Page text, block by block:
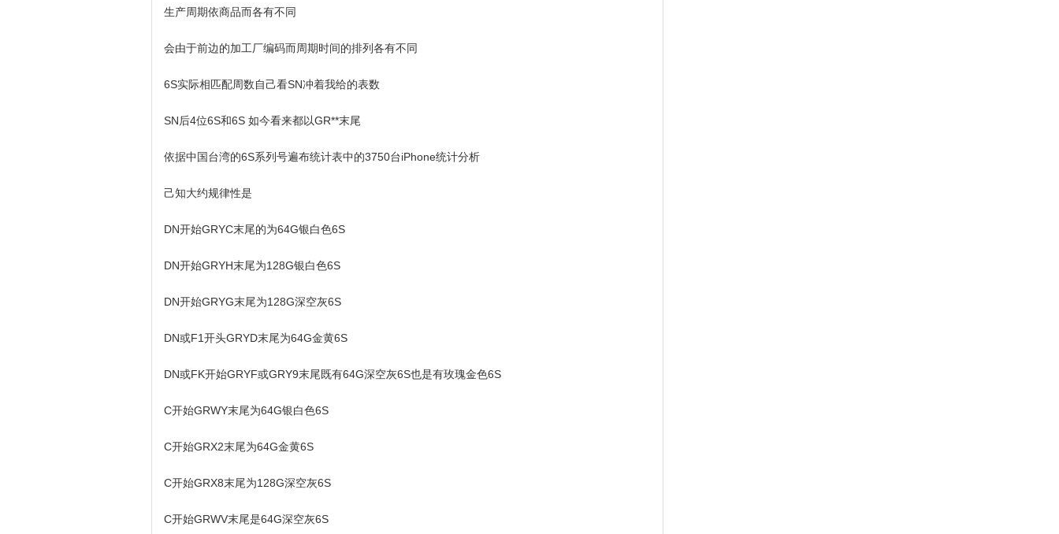
生产周期依商品而各有不同
会由于前边的加工厂编码而周期时间的排列各有不同
6S实际相匹配周数自己看SN冲着我给的表数
SN后4位6S和6S 如今看来都以GR**末尾
依据中国台湾的6S系列号遍布统计表中的3750台iPhone统计分析
己知大约规律性是
DN开始GRYC末尾的为64G银白色6S
DN开始GRYH末尾为128G银白色6S
DN开始GRYG末尾为128G深空灰6S
DN或F1开头GRYD末尾为64G金黄6S
DN或FK开始GRYF或GRY9末尾既有64G深空灰6S也是有玫瑰金色6S
C开始GRWY末尾为64G银白色6S
C开始GRX2末尾为64G金黄6S
C开始GRX8末尾为128G深空灰6S
C开始GRWV末尾是64G深空灰6S